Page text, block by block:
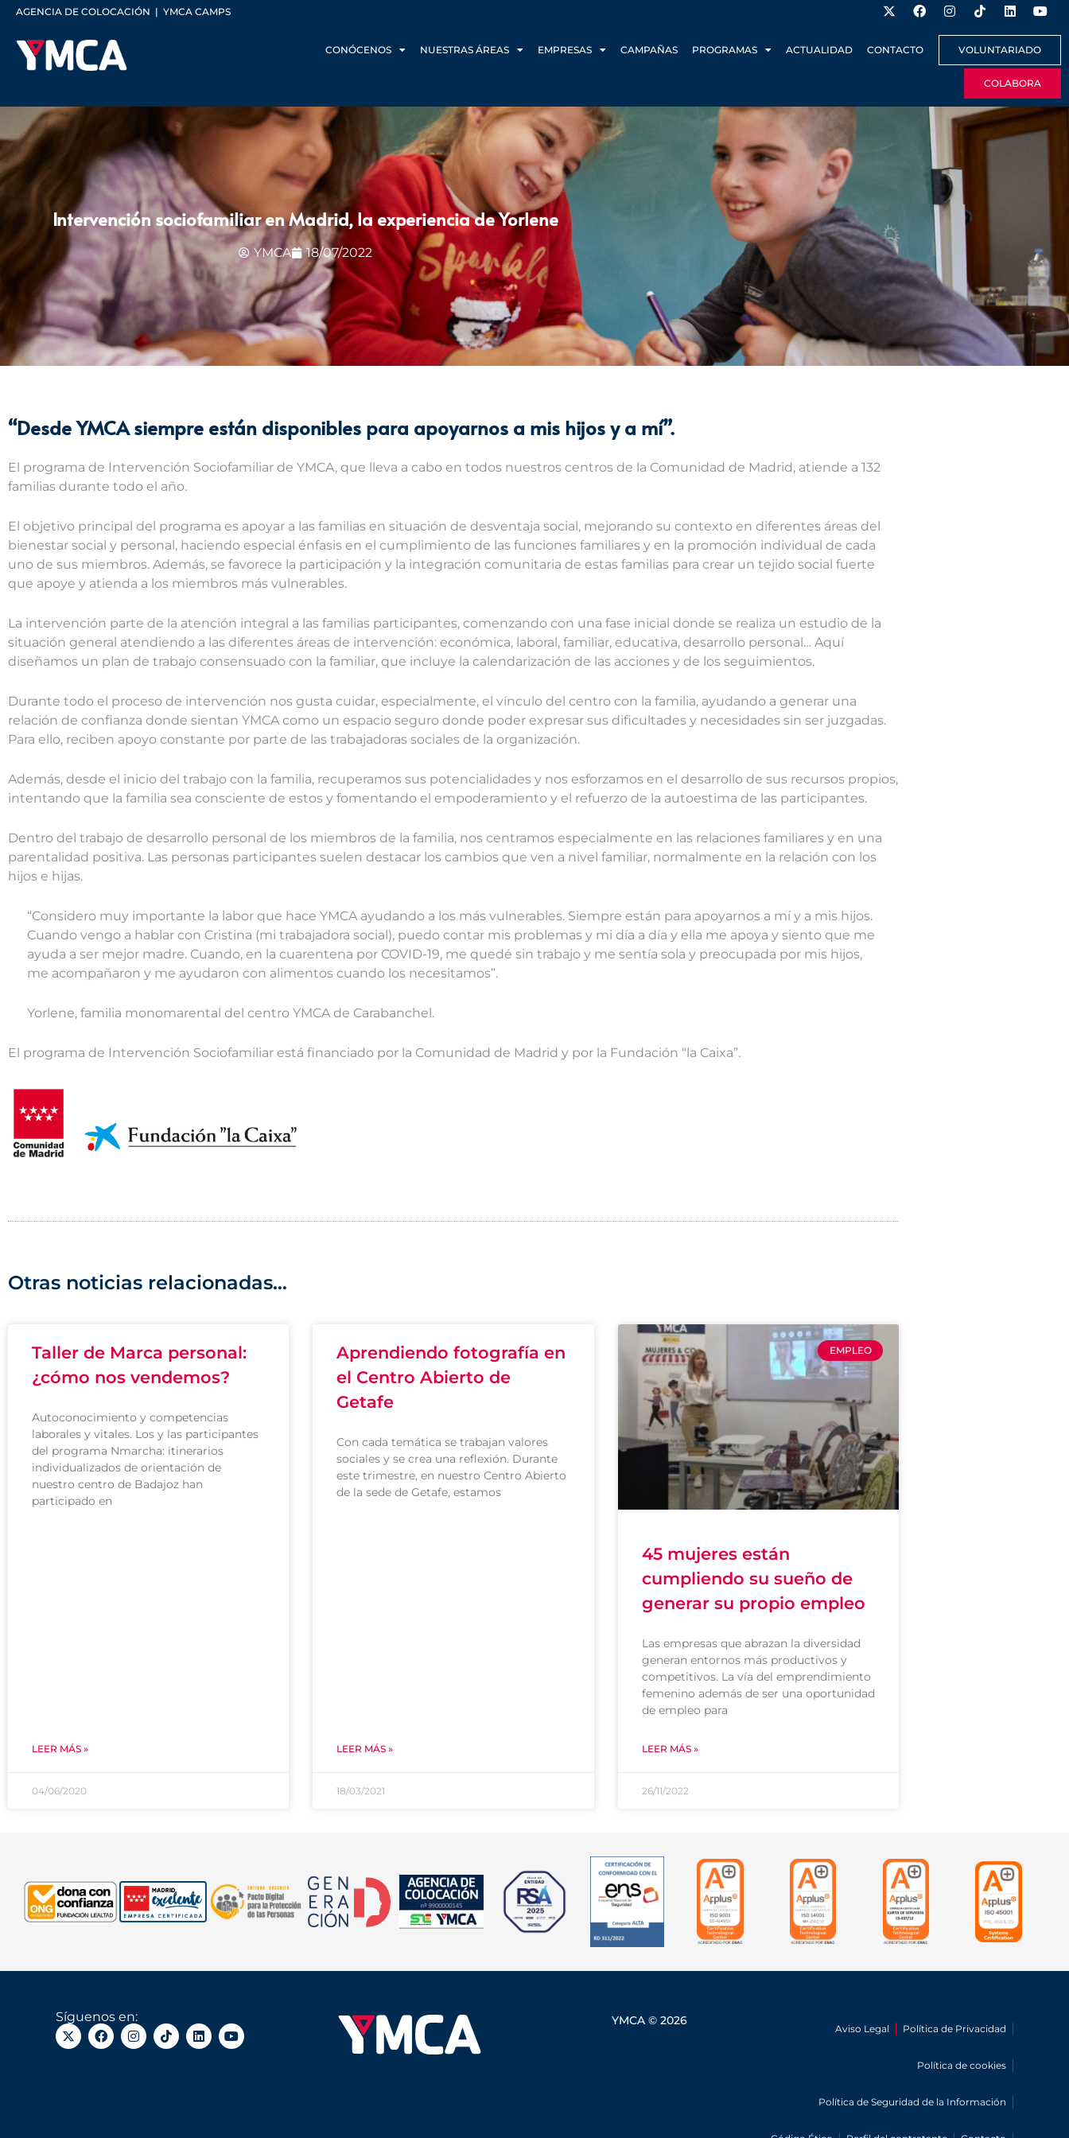
AGENCIA DE COLOCACIÓN | YMCA CAMPS
CONÓCENOS NUESTRAS ÁREAS EMPRESAS CAMPAÑAS PROGRAMAS ACTUALIDAD CONTACTO VOLUNTARIADO
COLABORA
Intervención sociofamiliar en Madrid, la experiencia de Yorlene
YMCA 18/07/2022
“Desde YMCA siempre están disponibles para apoyarnos a mis hijos y a mí”.
El programa de Intervención Sociofamiliar de YMCA, que lleva a cabo en todos nuestros centros de la Comunidad de Madrid, atiende a 132
familias durante todo el año.
El objetivo principal del programa es apoyar a las familias en situación de desventaja social, mejorando su contexto en diferentes áreas del
bienestar social y personal, haciendo especial énfasis en el cumplimiento de las funciones familiares y en la promoción individual de cada
uno de sus miembros. Además, se favorece la participación y la integración comunitaria de estas familias para crear un tejido social fuerte
que apoye y atienda a los miembros más vulnerables.
La intervención parte de la atención integral a las familias participantes, comenzando con una fase inicial donde se realiza un estudio de la
situación general atendiendo a las diferentes áreas de intervención: económica, laboral, familiar, educativa, desarrollo personal… Aquí
diseñamos un plan de trabajo consensuado con la familiar, que incluye la calendarización de las acciones y de los seguimientos.
Durante todo el proceso de intervención nos gusta cuidar, especialmente, el vínculo del centro con la familia, ayudando a generar una
relación de confianza donde sientan YMCA como un espacio seguro donde poder expresar sus dificultades y necesidades sin ser juzgadas.
Para ello, reciben apoyo constante por parte de las trabajadoras sociales de la organización.
Además, desde el inicio del trabajo con la familia, recuperamos sus potencialidades y nos esforzamos en el desarrollo de sus recursos propios,
intentando que la familia sea consciente de estos y fomentando el empoderamiento y el refuerzo de la autoestima de las participantes.
Dentro del trabajo de desarrollo personal de los miembros de la familia, nos centramos especialmente en las relaciones familiares y en una
parentalidad positiva. Las personas participantes suelen destacar los cambios que ven a nivel familiar, normalmente en la relación con los
hijos e hijas.
“Considero muy importante la labor que hace YMCA ayudando a los más vulnerables. Siempre están para apoyarnos a mí y a mis hijos.
Cuando vengo a hablar con Cristina (mi trabajadora social), puedo contar mis problemas y mi día a día y ella me apoya y siento que me
ayuda a ser mejor madre. Cuando, en la cuarentena por COVID-19, me quedé sin trabajo y me sentía sola y preocupada por mis hijos,
me acompañaron y me ayudaron con alimentos cuando los necesitamos”.
Yorlene, familia monomarental del centro YMCA de Carabanchel.
El programa de Intervención Sociofamiliar está financiado por la Comunidad de Madrid y por la Fundación “la Caixa”.
Otras noticias relacionadas...
Taller de Marca personal:
¿cómo nos vendemos?
Autoconocimiento y competencias
laborales y vitales. Los y las participantes
del programa Nmarcha: itinerarios
individualizados de orientación de
nuestro centro de Badajoz han
participado en
LEER MÁS »
04/06/2020
Aprendiendo fotografía en
el Centro Abierto de
Getafe
Con cada temática se trabajan valores
sociales y se crea una reflexión. Durante
este trimestre, en nuestro Centro Abierto
de la sede de Getafe, estamos
LEER MÁS »
18/03/2021
EMPLEO
45 mujeres están
cumpliendo su sueño de
generar su propio empleo
Las empresas que abrazan la diversidad
generan entornos más productivos y
competitivos. La vía del emprendimiento
femenino además de ser una oportunidad
de empleo para
LEER MÁS »
26/11/2022
Síguenos en: YMCA © 2026
Aviso Legal Política de Privacidad
Política de cookies
Política de Seguridad de la Información